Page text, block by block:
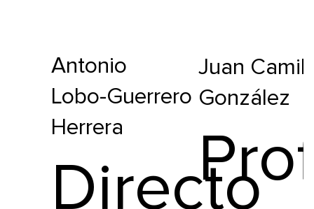
Antonio
Lobo-Guerrero
Herrera
Directo
Juan
González